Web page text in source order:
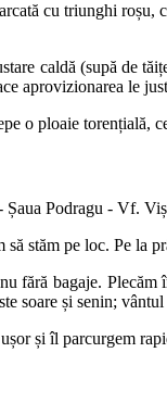
cu triunghi roșu,
caldă (supă de
aprovizionarea le
o ploaie torențială,
Șaua Podragu - Vf.
stăm pe loc. Pe la
fără bagaje.
soare și senin;
și îl parcurgem